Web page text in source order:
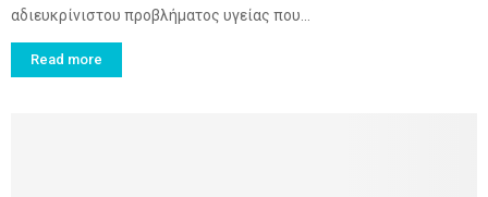
αδιευκρίνιστου προβλήματος υγείας που...
Read more